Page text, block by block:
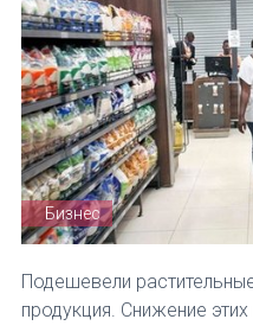
Бизнес
Подешевели
продукция. Снижение